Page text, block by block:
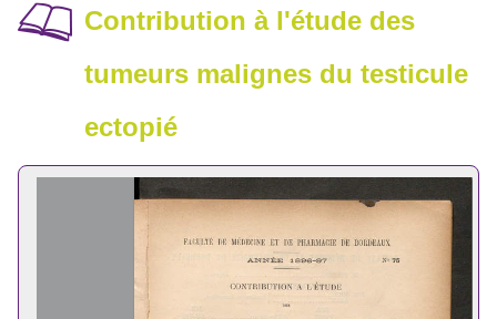
Contribution à l'étude des
tumeurs malignes du testicule
ectopié